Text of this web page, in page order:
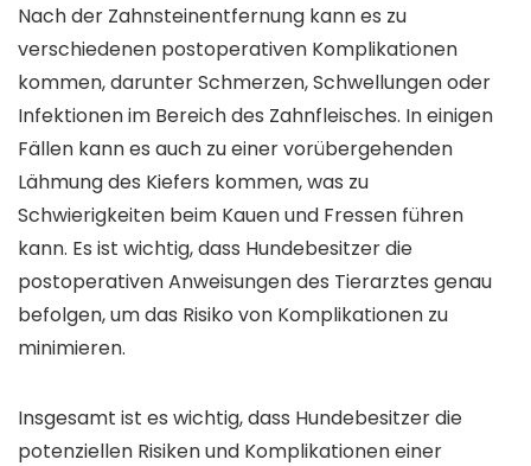
Nach der Zahnsteinentfernung kann es zu
verschiedenen postoperativen Komplikationen
kommen, darunter Schmerzen, Schwellungen oder
Infektionen im Bereich des Zahnfleisches. In einigen
Fällen kann es auch zu einer vorübergehenden
Lähmung des Kiefers kommen, was zu
Schwierigkeiten beim Kauen und Fressen führen
kann. Es ist wichtig, dass Hundebesitzer die
postoperativen Anweisungen des Tierarztes genau
befolgen, um das Risiko von Komplikationen zu
minimieren.
Insgesamt ist es wichtig, dass Hundebesitzer die
potenziellen Risiken und Komplikationen einer